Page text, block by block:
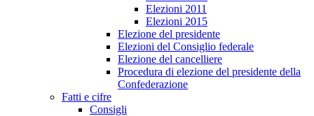
Elezioni 2011
Elezioni 2015
Elezione del presidente
Elezioni del Consiglio federale
Elezione del cancelliere
Procedura di elezione del presidente della
Confederazione
Fatti e cifre
Consigli